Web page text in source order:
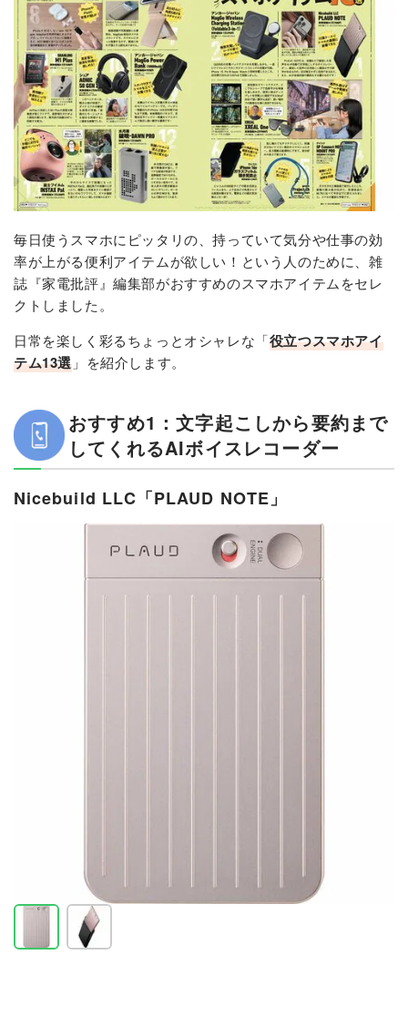
ワイヤレス充電器の売れ筋ランキングもチェック！
毎日使うスマホにピッタリの、持っていて気分や仕事の効
率が上がる便利アイテムが欲しい！という人のために、雑
誌『家電批評』編集部がおすすめのスマホアイテムをセレ
クトしました。
日常を楽しく彩るちょっとオシャレな「役立つスマホアイ
テム13選 」を紹介します。
おすすめ1：文字起こしから要約まで
してくれるAIボイスレコーダー
Nicebuild LLC「PLAUD NOTE」